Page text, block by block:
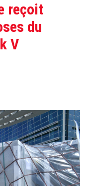
reçoit
du
V